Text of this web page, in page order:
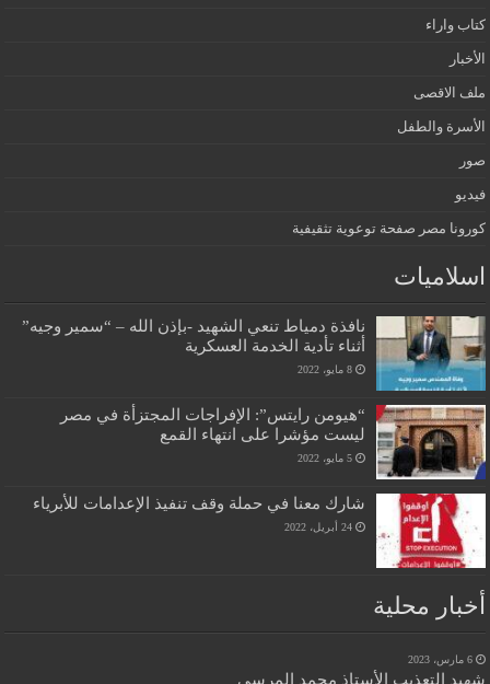
كتاب واراء
الأخبار
ملف الاقصى
الأسرة والطفل
صور
فيديو
كورونا مصر صفحة توعوية تثقيفية
اسلاميات
نافذة دمياط تنعي الشهيد -بإذن الله – “سمير وجيه”
أثناء تأدية الخدمة العسكرية
8 مايو، 2022
“هيومن رايتس”: الإفراجات المجتزأة في مصر
ليست مؤشرا على انتهاء القمع
5 مايو، 2022
شارك معنا في حملة وقف تنفيذ الإعدامات للأبرياء
24 أبريل، 2022
أخبار محلية
6 مارس، 2023
شهيد التعذيب الأستاذ محمد المرسي